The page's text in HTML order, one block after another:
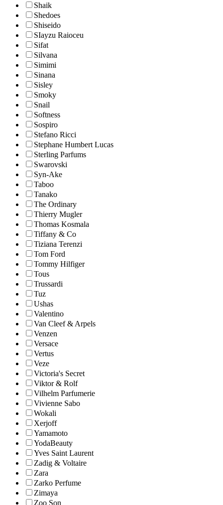
Shaik
Shedoes
Shiseido
SIayzu Raioceu
Sifat
Silvana
Simimi
Sinana
Sisley
Smoky
Snail
Softness
Sospiro
Stefano Ricci
Stephane Humbert Lucas
Sterling Parfums
Swarovski
Syn-Ake
Taboo
Tanako
The Ordinary
Thierry Mugler
Thomas Kosmala
Tiffany & Co
Tiziana Terenzi
Tom Ford
Tommy Hilfiger
Tous
Trussardi
Tuz
Ushas
Valentino
Van Cleef & Arpels
Venzen
Versace
Vertus
Veze
Victoria's Secret
Viktor & Rolf
Vilhelm Parfumerie
Vivienne Sabo
Wokali
Xerjoff
Yamamoto
YodaBeauty
Yves Saint Laurent
Zadig & Voltaire
Zara
Zarko Perfume
Zimaya
Zoo Son